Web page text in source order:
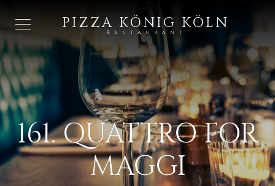
PIZZA KÖNIG KÖLN
Restaurant
161. QUATTRO FOR
MAGGI